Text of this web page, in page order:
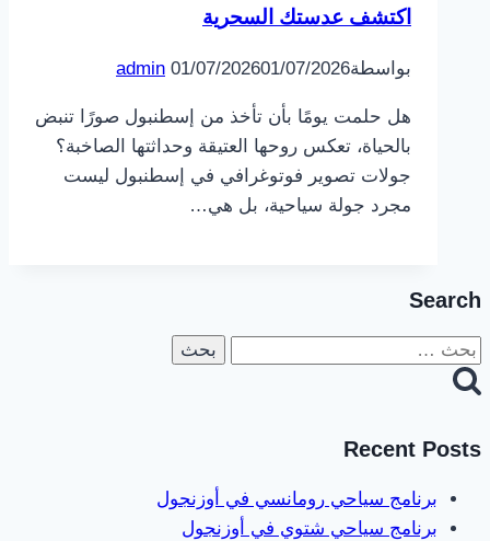
اكتشف عدستك السحرية
بواسطة admin 01/07/202601/07/2026
هل حلمت يومًا بأن تأخذ من إسطنبول صورًا تنبض
بالحياة، تعكس روحها العتيقة وحداثتها الصاخبة؟
جولات تصوير فوتوغرافي في إسطنبول ليست
مجرد جولة سياحية، بل هي…
Search
البحث
عن:
Recent Posts
برنامج سياحي رومانسي في أوزنجول
برنامج سياحي شتوي في أوزنجول